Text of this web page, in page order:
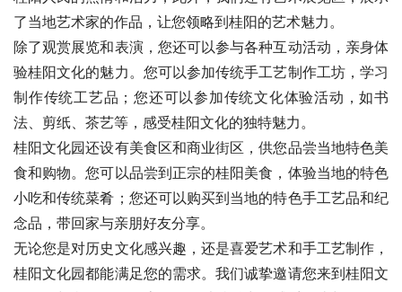
了当地艺术家的作品，让您领略到桂阳的艺术魅力。
除了观赏展览和表演，您还可以参与各种互动活动，亲身体
验桂阳文化的魅力。您可以参加传统手工艺制作工坊，学习
制作传统工艺品；您还可以参加传统文化体验活动，如书
法、剪纸、茶艺等，感受桂阳文化的独特魅力。
桂阳文化园还设有美食区和商业街区，供您品尝当地特色美
食和购物。您可以品尝到正宗的桂阳美食，体验当地的特色
小吃和传统菜肴；您还可以购买到当地的特色手工艺品和纪
念品，带回家与亲朋好友分享。
无论您是对历史文化感兴趣，还是喜爱艺术和手工艺制作，
桂阳文化园都能满足您的需求。我们诚挚邀请您来到桂阳文